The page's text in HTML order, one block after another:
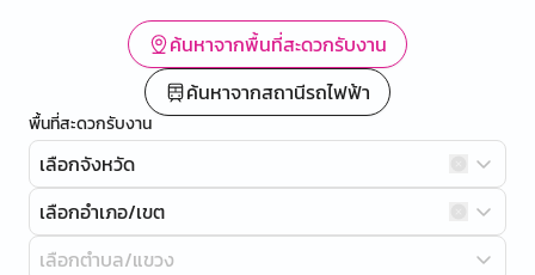
ค้นหาจากพื้นที่สะดวกรับงาน
ค้นหาจากสถานีรถไฟฟ้า
พื้นที่สะดวกรับงาน
เลือกจังหวัด
เลือกอำเภอ/เขต
เลือกตำบล/แขวง